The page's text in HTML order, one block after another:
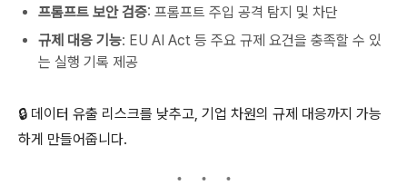
프롬프트 보안 검증: 프롬프트 주입 공격 탐지 및 차단
규제 대응 기능: EU AI Act 등 주요 규제 요건을 충족할 수 있
는 실행 기록 제공
🔒 데이터 유출 리스크를 낮추고, 기업 차원의 규제 대응까지 가능
하게 만들어줍니다.